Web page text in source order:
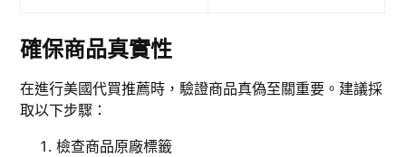
確保商品真實性
在進行美國代買推薦時，驗證商品真偽至關重要。建議採
取以下步驟：
檢查商品原廠標籤